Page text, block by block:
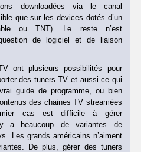
downloadées via le canal
que sur les devices dotés d’un
ou TNT). Le reste n’est
de logiciel et de liaison
ont plusieurs possibilités pour
des tuners TV et aussi ce qui
guide de programme, ou bien
des chaines TV streamées
cas est difficile à gérer
a beaucoup de variantes de
Les grands américains n’aiment
De plus, gérer des tuners